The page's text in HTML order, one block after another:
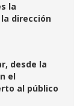
la
dirección
desde la
el
al público